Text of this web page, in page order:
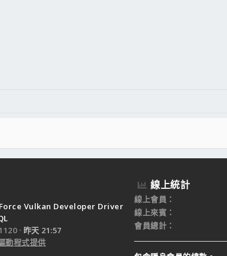
Vulkan Developer Driver
昨天 21:57
動程式提供
線上統計
線上會員
線上來賓
會員總計